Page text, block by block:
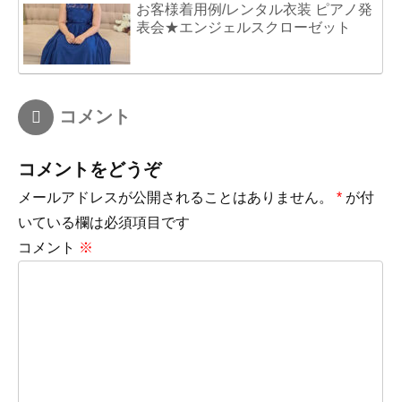
お客様着用例/レンタル衣装 ピアノ発
表会★エンジェルスクローゼット
コメント
コメントをどうぞ
メールアドレスが公開されることはありません。 * が付
いている欄は必須項目です
コメント ※